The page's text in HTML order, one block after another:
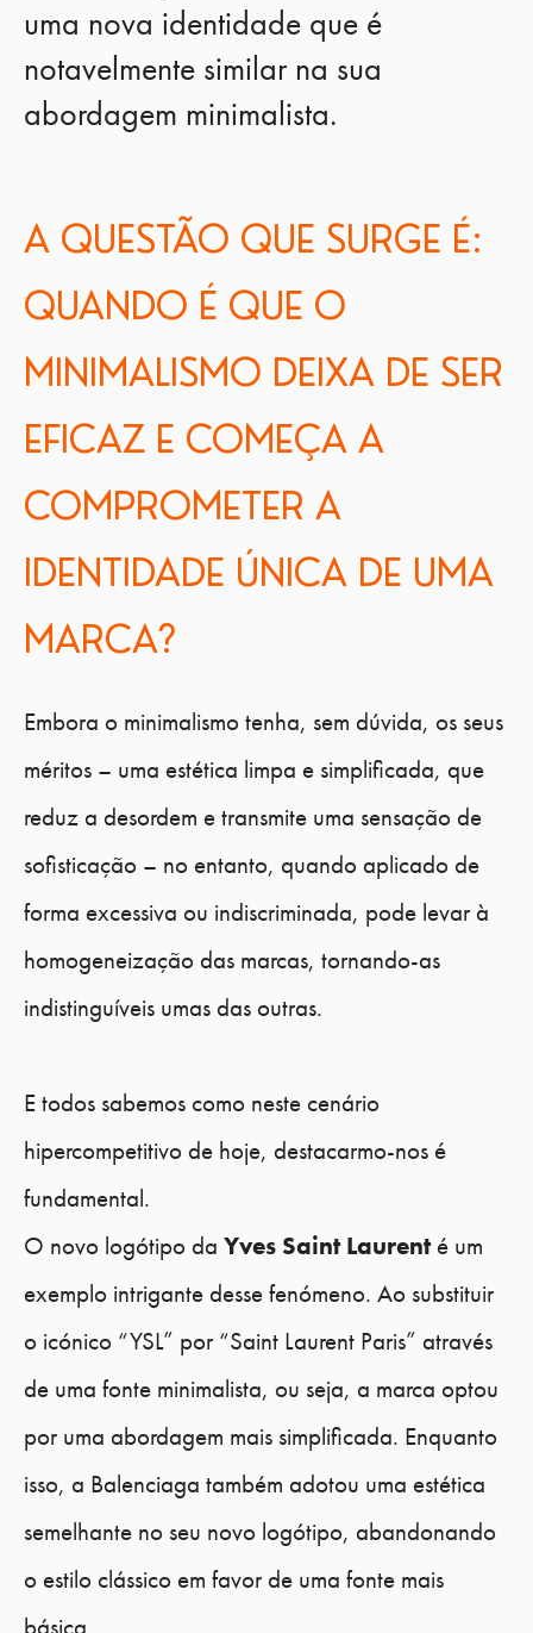
uma nova identidade que é
notavelmente similar na sua
abordagem minimalista.
A QUESTÃO QUE SURGE É:
QUANDO É QUE O
MINIMALISMO DEIXA DE SER
EFICAZ E COMEÇA A
COMPROMETER A
IDENTIDADE ÚNICA DE UMA
MARCA?
Embora o minimalismo tenha, sem dúvida, os seus
méritos – uma estética limpa e simplificada, que
reduz a desordem e transmite uma sensação de
sofisticação – no entanto, quando aplicado de
forma excessiva ou indiscriminada, pode levar à
homogeneização das marcas, tornando-as
indistinguíveis umas das outras.
E todos sabemos como neste cenário
hipercompetitivo de hoje, destacarmo-nos é
fundamental.
O novo logótipo da Yves Saint Laurenté um
exemplo intrigante desse fenómeno. Ao substituir
o icónico “YSL” por “Saint Laurent Paris” através
de uma fonte minimalista, ou seja, a marca optou
por uma abordagem mais simplificada. Enquanto
isso, a Balenciaga também adotou uma estética
semelhante no seu novo logótipo, abandonando
o estilo clássico em favor de uma fonte mais
básica.